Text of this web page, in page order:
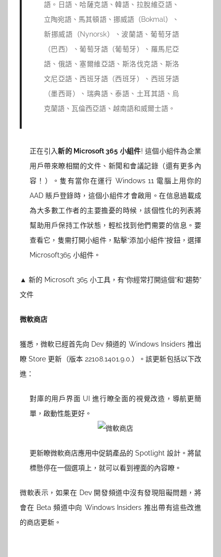
語。日語、哈薩克語、韓語、拉脫維亞語、
立陶宛語、馬其頓語、挪威語（Bokmal）、
新挪威語（Nynorsk）、波蘭語、葡萄牙語
（巴西）、葡萄牙語（葡萄牙）、羅馬尼亞
語、俄語、塞爾維亞語、斯洛伐克語、斯洛
文尼亞語、西班牙語（西班牙）、西班牙語
（墨西哥）、瑞典語、泰語、土耳其語、烏
克蘭語、瓦倫西亞語、越南語和威爾士語。
正在引入新的 Microsoft 365 小組件! 這個小組件為企業
用戶帶來瞭相關的文件、新聞和會議記錄（還有更多內
容！）。隻有當你在運行 Windows 11 電腦上用你的
AAD 賬戶登錄時，這個小組件才會啟用。在信息過載成
為大多數工作者的主要擔憂的時候，該個性化的列表將
幫助用戶保持工作狀態，輕松找到他們需要的信息。要
查看它，隻需打開小組件，點擊“添加小組件”按鈕，選擇
Microsoft365 小組件。
▲ 新的 Microsoft 365 小工具，有“你經常打開這個”和“趨勢”
文件
微軟商店
獲悉，微軟已經首先向 Dev 頻道的 Windows Insiders 推出
瞭Store 更新 （版本 22108.1401.9.0.）。該更新包括以下改
進：
對庫的用戶界面 UI 進行瞭全面的視覺改造，導航更簡
單，啟動性能更好。
更新瞭微軟商店應用中促銷產品的 Spotlight 設計。將鼠
標懸停在一個選項上，就可以看到裡面的內容瞭。
微軟表示，如果在 Dev 開發頻道中沒有發現阻礙問題，將
會在 Beta 頻道中向 Windows Insiders 推出帶有這些改進
的商店更新。